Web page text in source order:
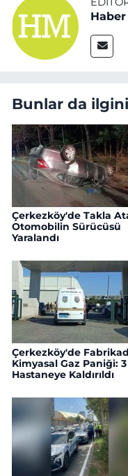
Bunlar da
Çerkezköy'de Takla
Otomobilin Sürücüsü
Yaralandı
Çerkezköy'de
Kimyasal Gaz Paniği:
Hastaneye Kaldırıldı